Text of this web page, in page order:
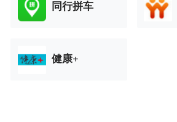
同行拼车
健康+